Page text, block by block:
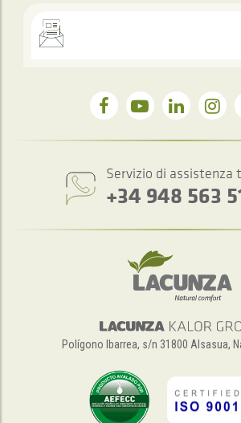
Servizio di assistenza
+34 948 563
Polígono Ibarrea, s/n 31800 Alsasua,